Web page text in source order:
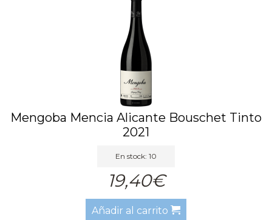
Mengoba Mencia Alicante Bouschet Tinto
2021
En stock: 10
19,40€
Añadir al carrito